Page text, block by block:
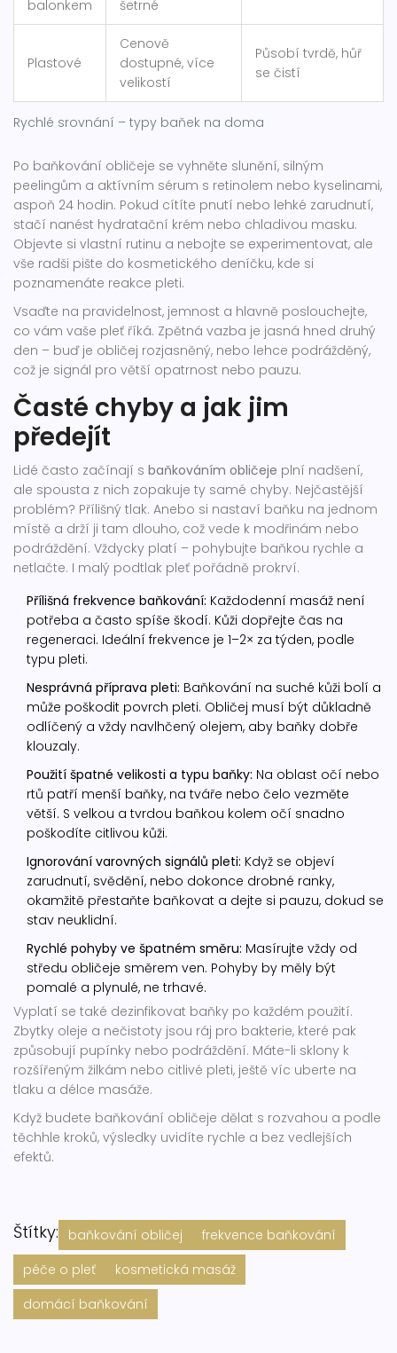
Rychlé srovnání – typy baňek na doma
balonkem šetrné
Plastové
Cenově
dostupné, více
velikostí
Působí tvrdě, hůř
se čistí
Po baňkování obličeje se vyhněte slunění, silným
peelingům a aktívním sérum s retinolem nebo kyselinami,
aspoň 24 hodin. Pokud cítíte pnutí nebo lehké zarudnutí,
stačí nanést hydratační krém nebo chladivou masku.
Objevte si vlastní rutinu a nebojte se experimentovat, ale
vše radši pište do kosmetického deníčku, kde si
poznamenáte reakce pleti.
Vsaďte na pravidelnost, jemnost a hlavně poslouchejte,
co vám vaše pleť říká. Zpětná vazba je jasná hned druhý
den – buď je obličej rozjasněný, nebo lehce podrážděný,
což je signál pro větší opatrnost nebo pauzu.
Časté chyby a jak jim
předejít
Lidé často začínají s baňkováním obličeje plní nadšení,
ale spousta z nich zopakuje ty samé chyby. Nejčastější
problém? Přílišný tlak. Anebo si nastaví baňku na jednom
místě a drží ji tam dlouho, což vede k modřinám nebo
podráždění. Vždycky platí – pohybujte baňkou rychle a
netlačte. I malý podtlak pleť pořádně prokrví.
Přílišná frekvence baňkování: Každodenní masáž není
potřeba a často spíše škodí. Kůži dopřejte čas na
regeneraci. Ideální frekvence je 1–2× za týden, podle
typu pleti.
Nesprávná příprava pleti: Baňkování na suché kůži bolí a
může poškodit povrch pleti. Obličej musí být důkladně
odlíčený a vždy navlhčený olejem, aby baňky dobře
klouzaly.
Použití špatné velikosti a typu baňky: Na oblast očí nebo
rtů patří menší baňky, na tváře nebo čelo vezměte
větší. S velkou a tvrdou baňkou kolem očí snadno
poškodíte citlivou kůži.
Ignorování varovných signálů pleti: Když se objeví
zarudnutí, svědění, nebo dokonce drobné ranky,
okamžitě přestaňte baňkovat a dejte si pauzu, dokud se
stav neuklidní.
Rychlé pohyby ve špatném směru: Masírujte vždy od
středu obličeje směrem ven. Pohyby by měly být
pomalé a plynulé, ne trhavé.
Vyplatí se také dezinfikovat baňky po každém použití.
Zbytky oleje a nečistoty jsou ráj pro bakterie, které pak
způsobují pupínky nebo podráždění. Máte-li sklony k
rozšířeným žilkám nebo citlivé pleti, ještě víc uberte na
tlaku a délce masáže.
Když budete baňkování obličeje dělat s rozvahou a podle
těchhle kroků, výsledky uvidíte rychle a bez vedlejších
efektů.
Štítky: baňkování obličej
frekvence baňkování
péče o pleť
kosmetická masáž
domácí baňkování